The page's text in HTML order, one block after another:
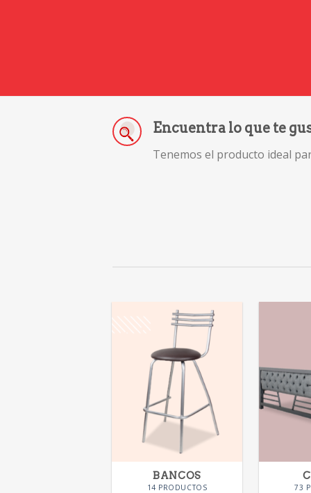
Encuentra lo que te
Tenemos el producto ideal
BANCOS
14 PRODUCTOS 73